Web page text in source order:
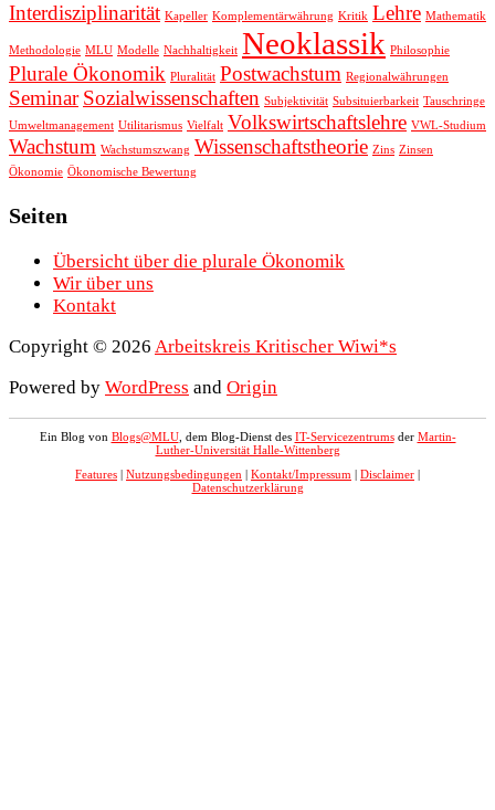
Interdisziplinarität Kapeller Komplementärwährung Kritik Lehre Mathematik
Methodologie MLU Modelle Nachhaltigkeit Neoklassik Philosophie
Plurale Ökonomik Pluralität Postwachstum Regionalwährungen
Seminar Sozialwissenschaften Subjektivität Subsituierbarkeit Tauschringe
Umweltmanagement Utilitarismus Vielfalt Volkswirtschaftslehre VWL-Studium
Wachstum Wachstumszwang Wissenschaftstheorie Zins Zinsen
Ökonomie Ökonomische Bewertung
Seiten
Übersicht über die plurale Ökonomik
Wir über uns
Kontakt
Copyright © 2026 Arbeitskreis Kritischer Wiwi*s
Powered by WordPress and Origin
Ein Blog von Blogs@MLU, dem Blog-Dienst des IT-Servicezentrumsder Martin-
Luther-Universität Halle-Wittenberg
Features | Nutzungsbedingungen | Kontakt/Impressum | Disclaimer |
Datenschutzerklärung